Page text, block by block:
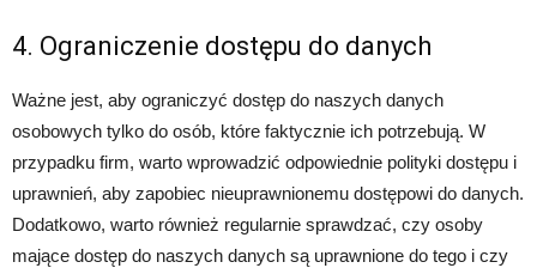
4. Ograniczenie dostępu do danych
Ważne jest, aby ograniczyć dostęp do naszych danych
osobowych tylko do osób, które faktycznie ich potrzebują. W
przypadku firm, warto wprowadzić odpowiednie polityki dostępu i
uprawnień, aby zapobiec nieuprawnionemu dostępowi do danych.
Dodatkowo, warto również regularnie sprawdzać, czy osoby
mające dostęp do naszych danych są uprawnione do tego i czy